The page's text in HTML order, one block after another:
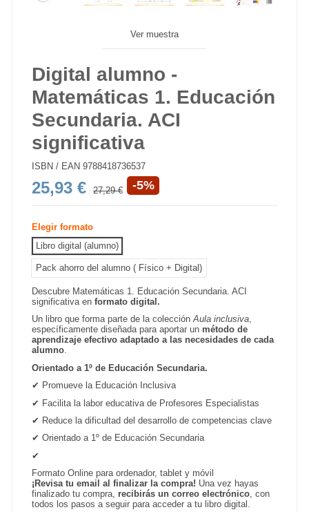
Ver muestra
Digital alumno -
Matemáticas 1. Educación
Secundaria. ACI
significativa
ISBN / EAN 9788418736537
25,93 € 27,29 € -5%
Elegir formato
Libro digital (alumno)
Pack ahorro del alumno ( Físico + Digital)
Descubre Matemáticas 1. Educación Secundaria. ACI
significativa en formato digital.
Un libro que forma parte de la colecciónAula inclusiva,
específicamente diseñada para aportar un método de
aprendizaje efectivo adaptado a las necesidades de cada
alumno.
Orientado a 1º de Educación Secundaria.
✔ Promueve la Educación Inclusiva
✔ Facilita la labor educativa de Profesores Especialistas
✔ Reduce la dificultad del desarrollo de competencias clave
✔ Orientado a 1º de Educación Secundaria
✔
Formato Online para ordenador, tablet y móvil
¡Revisa tu email al finalizar la compra! Una vez hayas
finalizado tu compra, recibirás un correo electrónico, con
todos los pasos a seguir para acceder a tu libro digital.